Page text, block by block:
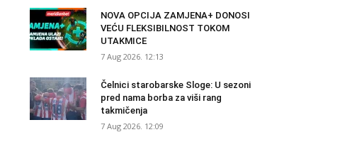
NOVA OPCIJA ZAMJENA+ DONOSI
VEĆU FLEKSIBILNOST TOKOM
UTAKMICE
7 Aug 2026. 12:13
Čelnici starobarske Sloge: U sezoni
pred nama borba za viši rang
takmičenja
7 Aug 2026. 12:09